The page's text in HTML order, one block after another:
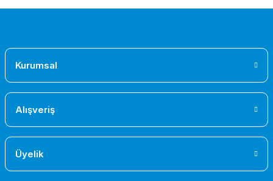
Kurumsal
Alışveriş
Üyelik